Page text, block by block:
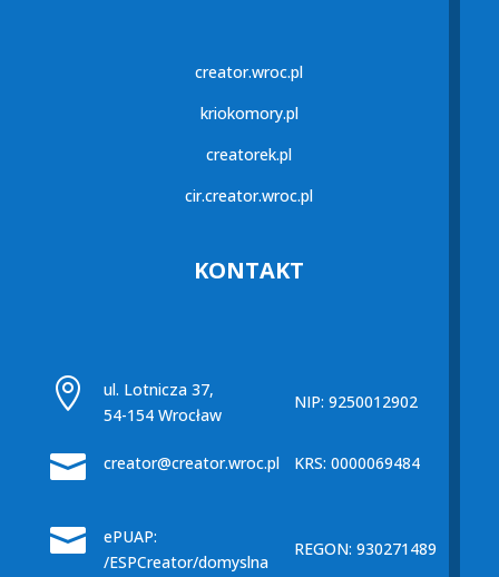
creator.wroc.pl
kriokomory.pl
creatorek.pl
cir.creator.wroc.pl
KONTAKT

ul. Lotnicza 37,
54-154 Wrocław
NIP: 9250012902
 creator@creator.wroc.pl KRS: 0000069484

ePUAP:
/ESPCreator/domyslna
REGON: 930271489